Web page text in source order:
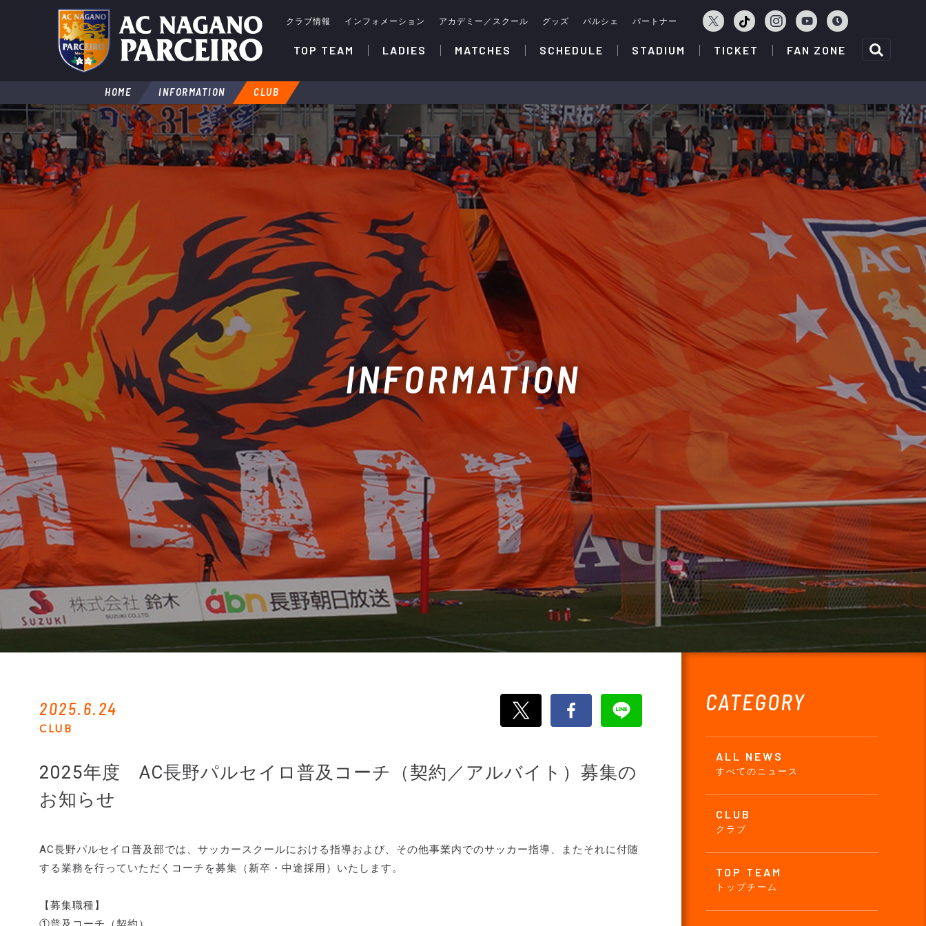
クラブ情報 インフォメーション アカデミー／スクール グッズ パルシェ パートナー
TOP TEAM LADIES MATCHES SCHEDULE STADIUM TICKET FAN ZONE
HOME INFORMATION CLUB
INFORMATION
CATEGORY
ALL NEWS
すべてのニュース
CLUB
クラブ
TOP TEAM
トップチーム
2025.6.24
CLUB
2025年度 AC長野パルセイロ普及コーチ（契約／アルバイト）募集の
お知らせ
AC長野パルセイロ普及部では、サッカースクールにおける指導および、その他事業内でのサッカー指導、またそれに付随
する業務を行っていただくコーチを募集（新卒・中途採用）いたします。
【募集職種】